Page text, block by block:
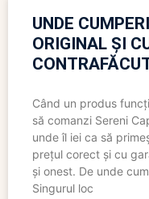
UNDE
ORIGINAL ȘI
Când un produs
să comanzi Sereni
unde îl iei ca să
prețul corect și cu
și onest. De unde
Singurul loc